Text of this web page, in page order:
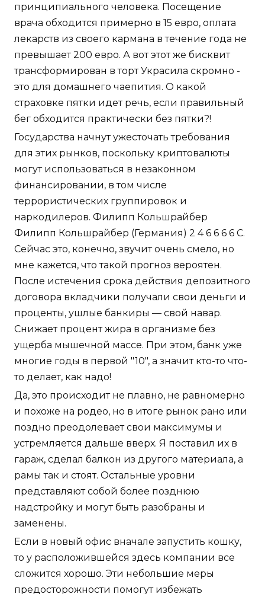
принципиального человека. Посещение
врача обходится примерно в 15 евро, оплата
лекарств из своего кармана в течение года не
превышает 200 евро. А вот этот же бисквит
трансформирован в торт Украсила скромно -
это для домашнего чаепития. О какой
страховке пятки идет речь, если правильный
бег обходится практически без пятки?!
Государства начнут ужесточать требования
для этих рынков, поскольку криптовалюты
могут использоваться в незаконном
финансировании, в том числе
террористических группировок и
наркодилеров. Филипп Кольшрайбер
Филипп Кольшрайбер (Германия) 2 4 6 6 6 6 С.
Сейчас это, конечно, звучит очень смело, но
мне кажется, что такой прогноз вероятен.
После истечения срока действия депозитного
договора вкладчики получали свои деньги и
проценты, ушлые банкиры — свой навар.
Снижает процент жира в организме без
ущерба мышечной массе. При этом, банк уже
многие годы в первой "10", а значит кто-то что-
то делает, как надо!
Да, это происходит не плавно, не равномерно
и похоже на родео, но в итоге рынок рано или
поздно преодолевает свои максимумы и
устремляется дальше вверх. Я поставил их в
гараж, сделал балкон из другого материала, а
рамы так и стоят. Остальные уровни
представляют собой более позднюю
надстройку и могут быть разобраны и
заменены.
Если в новый офис вначале запустить кошку,
то у расположившейся здесь компании все
сложится хорошо. Эти небольшие меры
предосторожности помогут избежать